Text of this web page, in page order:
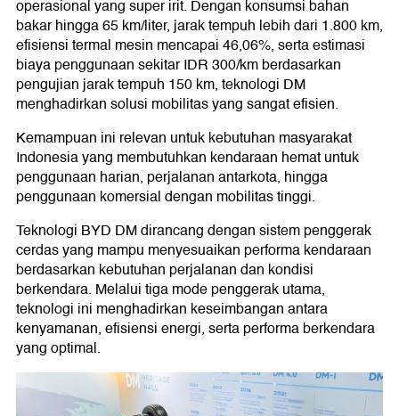
operasional yang super irit. Dengan konsumsi bahan
bakar hingga 65 km/liter, jarak tempuh lebih dari 1.800 km,
efisiensi termal mesin mencapai 46,06%, serta estimasi
biaya penggunaan sekitar IDR 300/km berdasarkan
pengujian jarak tempuh 150 km, teknologi DM
menghadirkan solusi mobilitas yang sangat efisien.
Kemampuan ini relevan untuk kebutuhan masyarakat
Indonesia yang membutuhkan kendaraan hemat untuk
penggunaan harian, perjalanan antarkota, hingga
penggunaan komersial dengan mobilitas tinggi.
Teknologi BYD DM dirancang dengan sistem penggerak
cerdas yang mampu menyesuaikan performa kendaraan
berdasarkan kebutuhan perjalanan dan kondisi
berkendara. Melalui tiga mode penggerak utama,
teknologi ini menghadirkan keseimbangan antara
kenyamanan, efisiensi energi, serta performa berkendara
yang optimal.